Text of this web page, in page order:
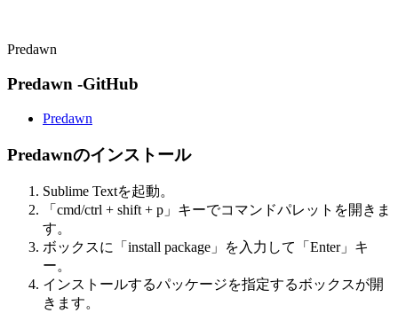
Predawn
Predawn -GitHub
Predawn
Predawnのインストール
Sublime Textを起動。
「cmd/ctrl + shift + p」キーでコマンドパレットを開きま
す。
ボックスに「install package」を入力して「Enter」キ
ー。
インストールするパッケージを指定するボックスが開
きます。